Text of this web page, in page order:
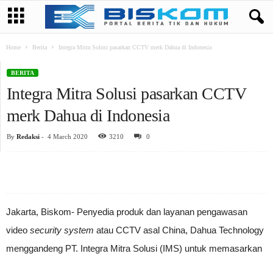
Home Berita Integra Mitra Solusi pasarkan CCTV merk Dahua di Indonesia
BERITA
Integra Mitra Solusi pasarkan CCTV
merk Dahua di Indonesia
By Redaksi - 4 March 2020 3210 0
Jakarta, Biskom- Penyedia produk dan layanan pengawasan
video security system atau CCTV asal China, Dahua Technology
menggandeng PT. Integra Mitra Solusi (IMS) untuk memasarkan